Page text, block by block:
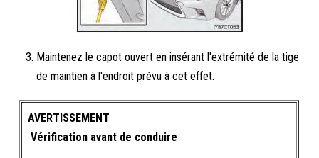
Maintenez le capot ouvert en insérant l'extrémité de la tige
de maintien à l'endroit prévu à cet effet.
AVERTISSEMENT
Vérification avant de conduire